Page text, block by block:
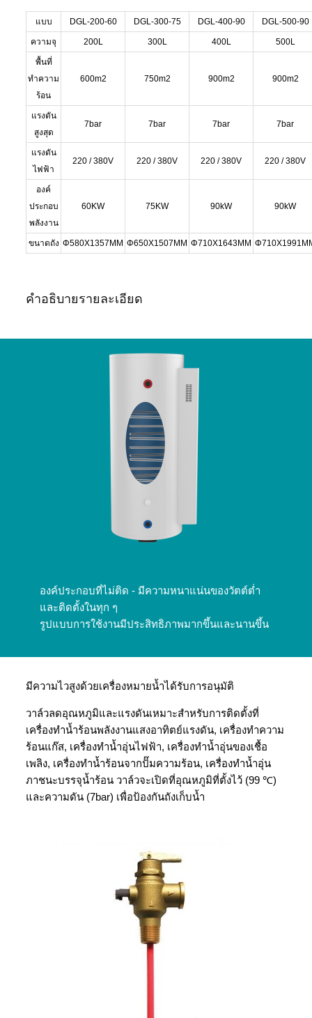
แบบ DGL-200-60 DGL-300-75 DGL-400-90 DGL-500-90
ความจุ 200L 300L 400L 500L
พื้นที่
ทำความ
ร้อน
600m2 750m2 900m2 900m2
แรงดัน
สูงสุด
7bar 7bar 7bar 7bar
แรงดัน
ไฟฟ้า
220 / 380V 220 / 380V 220 / 380V 220 / 380V
องค์
ประกอบ
พลังงาน
60KW 75KW 90kW 90kW
ขนาดถัง Φ580X1357MM Φ650X1507MM Φ710X1643MM
คำอธิบายรายละเอียด
องค์ประกอบที่ไม่ติด - มีความหนาแน่นของวัตต์ต่ำ
และติดตั้งในทุก ๆ
รูปแบบการใช้งานมีประสิทธิภาพมากขึ้นและนานขึ้น
มีความไวสูงด้วยเครื่องหมายน้ำได้รับการอนุมัติ
วาล์วลดอุณหภูมิและแรงดันเหมาะสำหรับการติดตั้งที่
เครื่องทำน้ำร้อนพลังงานแสงอาทิตย์แรงดัน, เครื่องทำความ
ร้อนแก๊ส, เครื่องทำน้ำอุ่นไฟฟ้า, เครื่องทำน้ำอุ่นของเชื้อ
เพลิง, เครื่องทำน้ำร้อนจากปั๊มความร้อน, เครื่องทำน้ำอุ่น
ภาชนะบรรจุน้ำร้อน วาล์วจะเปิดที่อุณหภูมิที่ตั้งไว้ (99 ℃)
และความดัน (7bar) เพื่อป้องกันถังเก็บน้ำ